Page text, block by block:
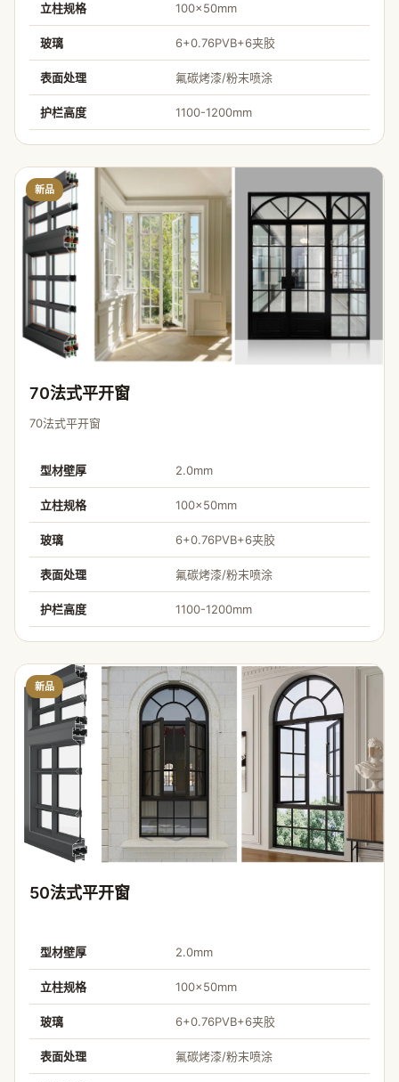
立柱规格 100×50mm
玻璃 6+0.76PVB+6夹胶
表面处理 氟碳烤漆/粉末喷涂
护栏高度 1100-1200mm
新品
70法式平开窗
70法式平开窗
型材壁厚 2.0mm
立柱规格 100×50mm
玻璃 6+0.76PVB+6夹胶
表面处理 氟碳烤漆/粉末喷涂
护栏高度 1100-1200mm
新品
50法式平开窗
型材壁厚 2.0mm
立柱规格 100×50mm
玻璃 6+0.76PVB+6夹胶
表面处理 氟碳烤漆/粉末喷涂